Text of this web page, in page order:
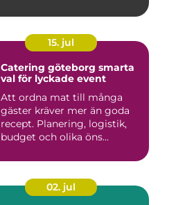
15. jul
Catering göteborg smarta
val för lyckade event
Att ordna mat till många
gäster kräver mer än goda
recept. Planering, logistik,
budget och olika öns...
02. jul